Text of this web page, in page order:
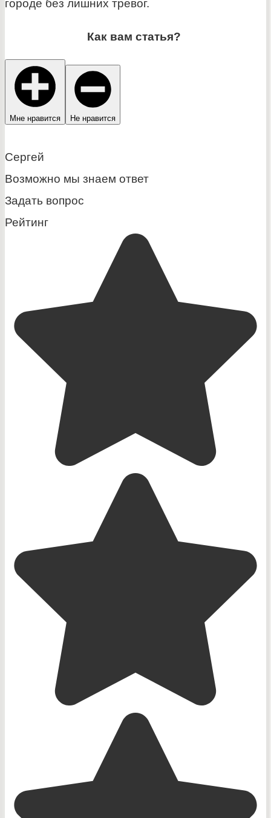
городе без лишних тревог.
Как вам статья?
Мне нравится Не нравится
Сергей
Возможно мы знаем ответ
Задать вопрос
Рейтинг